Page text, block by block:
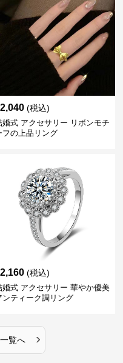
2,040 (税込)
婚式 アクセサリー リボンモチ
フの上品リング
2,160 (税込)
婚式 アクセサリー 華やか優美
ンティーク調リング
覧へ ›